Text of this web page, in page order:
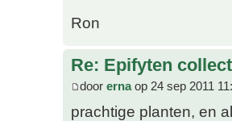
Ron
Re: Epifyten
door ernaop 24 sep 2011
prachtige planten, en